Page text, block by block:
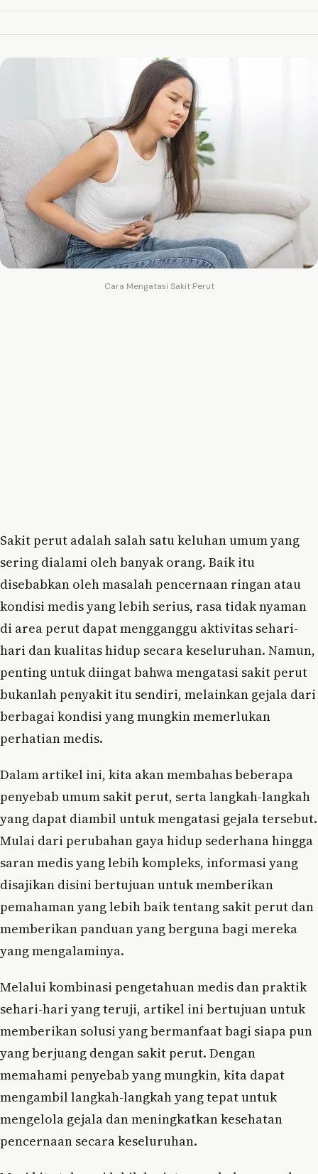
Cara Mengatasi Sakit Perut
Sakit perut adalah salah satu keluhan umum yang
sering dialami oleh banyak orang. Baik itu
disebabkan oleh masalah pencernaan ringan atau
kondisi medis yang lebih serius, rasa tidak nyaman
di area perut dapat mengganggu aktivitas sehari-
hari dan kualitas hidup secara keseluruhan. Namun,
penting untuk diingat bahwa mengatasi sakit perut
bukanlah penyakit itu sendiri, melainkan gejala dari
berbagai kondisi yang mungkin memerlukan
perhatian medis.
Dalam artikel ini, kita akan membahas beberapa
penyebab umum sakit perut, serta langkah-langkah
yang dapat diambil untuk mengatasi gejala tersebut.
Mulai dari perubahan gaya hidup sederhana hingga
saran medis yang lebih kompleks, informasi yang
disajikan disini bertujuan untuk memberikan
pemahaman yang lebih baik tentang sakit perut dan
memberikan panduan yang berguna bagi mereka
yang mengalaminya.
Melalui kombinasi pengetahuan medis dan praktik
sehari-hari yang teruji, artikel ini bertujuan untuk
memberikan solusi yang bermanfaat bagi siapa pun
yang berjuang dengan sakit perut. Dengan
memahami penyebab yang mungkin, kita dapat
mengambil langkah-langkah yang tepat untuk
mengelola gejala dan meningkatkan kesehatan
pencernaan secara keseluruhan.